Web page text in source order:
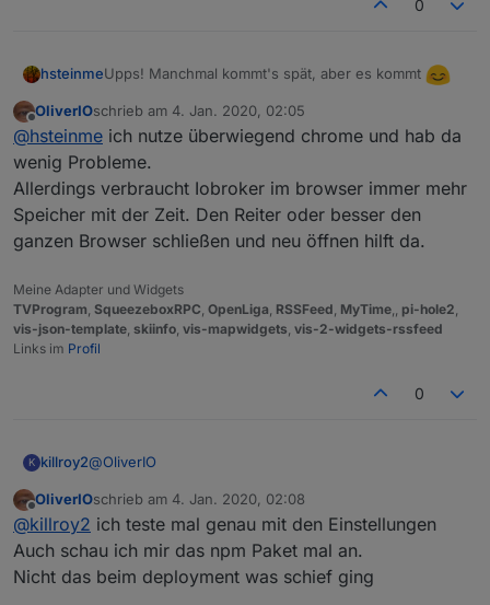
0
hsteinmeUpps! Manchmal kommt's spät, aber es kommt
Es handelt sich hier um ein Problem des Browsers.
Firefox, Opera und Edge zeigen die "Besiedelung"
der Datenpunkte korrekt und vollständig an. Lediglich
Chrome benimmt sich kräftig daneben.
Sorry für meine voreilige Verbreitung von Unruhe.
Sollheute(siehe Uhrzeit
) nicht mehr
vorkommen ...
Offline
OliverIOschrieb am 4. Jan. 2020, 02:05
zuletzt editiert von
@hsteinme ich nutze überwiegend chrome und hab da
wenig Probleme.
Allerdings verbraucht Iobroker im browser immer mehr
Speicher mit der Zeit. Den Reiter oder besser den
ganzen Browser schließen und neu öffnen hilft da.
Meine Adapter und Widgets
TVProgram, SqueezeboxRPC, OpenLiga, RSSFeed, MyTime,, pi-hole2,
vis-json-template, skiinfo, vis-mapwidgets, vis-2-widgets-rssfeed
Links im Profil
0
K killroy2@OliverIO
eigentlich alles default
Offline
OliverIOschrieb am 4. Jan. 2020, 02:08
zuletzt editiert von
@killroy2 ich teste mal genau mit den Einstellungen
Auch schau ich mir das npm Paket mal an.
Nicht das beim deployment was schief ging